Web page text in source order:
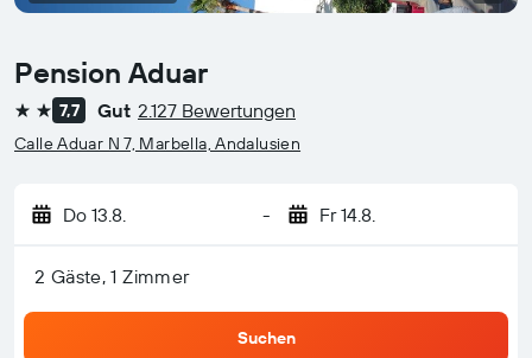
Pension Aduar
2 Sterne
7,7 Gut 2.127 Bewertungen
Calle Aduar N 7, Marbella, Andalusien
Do 13.8. - Fr 14.8.
2 Gäste, 1 Zimmer
Suchen